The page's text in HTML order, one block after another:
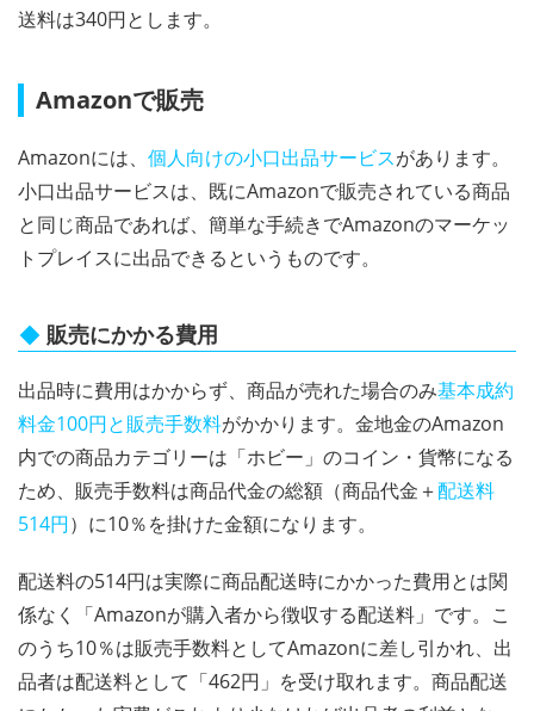
送料は340円とします。
Amazonで販売
Amazonには、 個人向けの小口出品サービスがあります。
小口出品サービスは、既にAmazonで販売されている商品
と同じ商品であれば、簡単な手続きでAmazonのマーケッ
トプレイスに出品できるというものです。
販売にかかる費用
出品時に費用はかからず、商品が売れた場合のみ基本成約
料金100円と販売手数料がかかります。金地金のAmazon
内での商品カテゴリーは「ホビー」のコイン・貨幣になる
ため、販売手数料は商品代金の総額（商品代金＋配送料
514円）に10％を掛けた金額になります。
配送料の514円は実際に商品配送時にかかった費用とは関
係なく「Amazonが購入者から徴収する配送料」です。こ
のうち10％は販売手数料としてAmazonに差し引かれ、出
品者は配送料として「462円」を受け取れます。商品配送